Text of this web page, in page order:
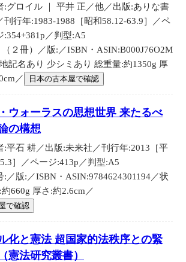
:グロイル ｜ 平井 正／他／出版:ありな書
刊行年:1983-1988［昭和58.12-63.9］／ペ
:354+381p／判型:A5
２冊）／版:／ISBN・ASIN:B000J76O2M
記名あり 少シミあり 総重量:約1350g 厚
／
日本の古本屋で確認
ウォーラスの思想世界 来たるべ
の構想
:平石 耕／出版:未来社／刊行年:2013［平
］／ページ:413p／判型:A5
:／版:／ISBN・ASIN:9784624301194／状
660g 厚さ:約2.6cm／
で確認
化と憲法 超国家的法秩序との緊
憲法研究叢書）